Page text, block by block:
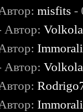
misfits -
Автор:
Автор: